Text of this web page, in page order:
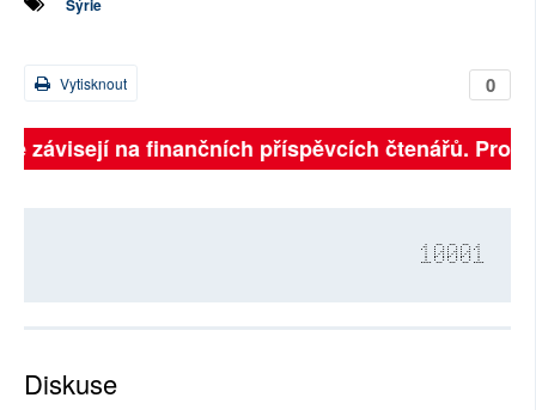
Sýrie
0
Vytisknout
závisejí na finančních příspěvcích čtenářů.
10001
Diskuse